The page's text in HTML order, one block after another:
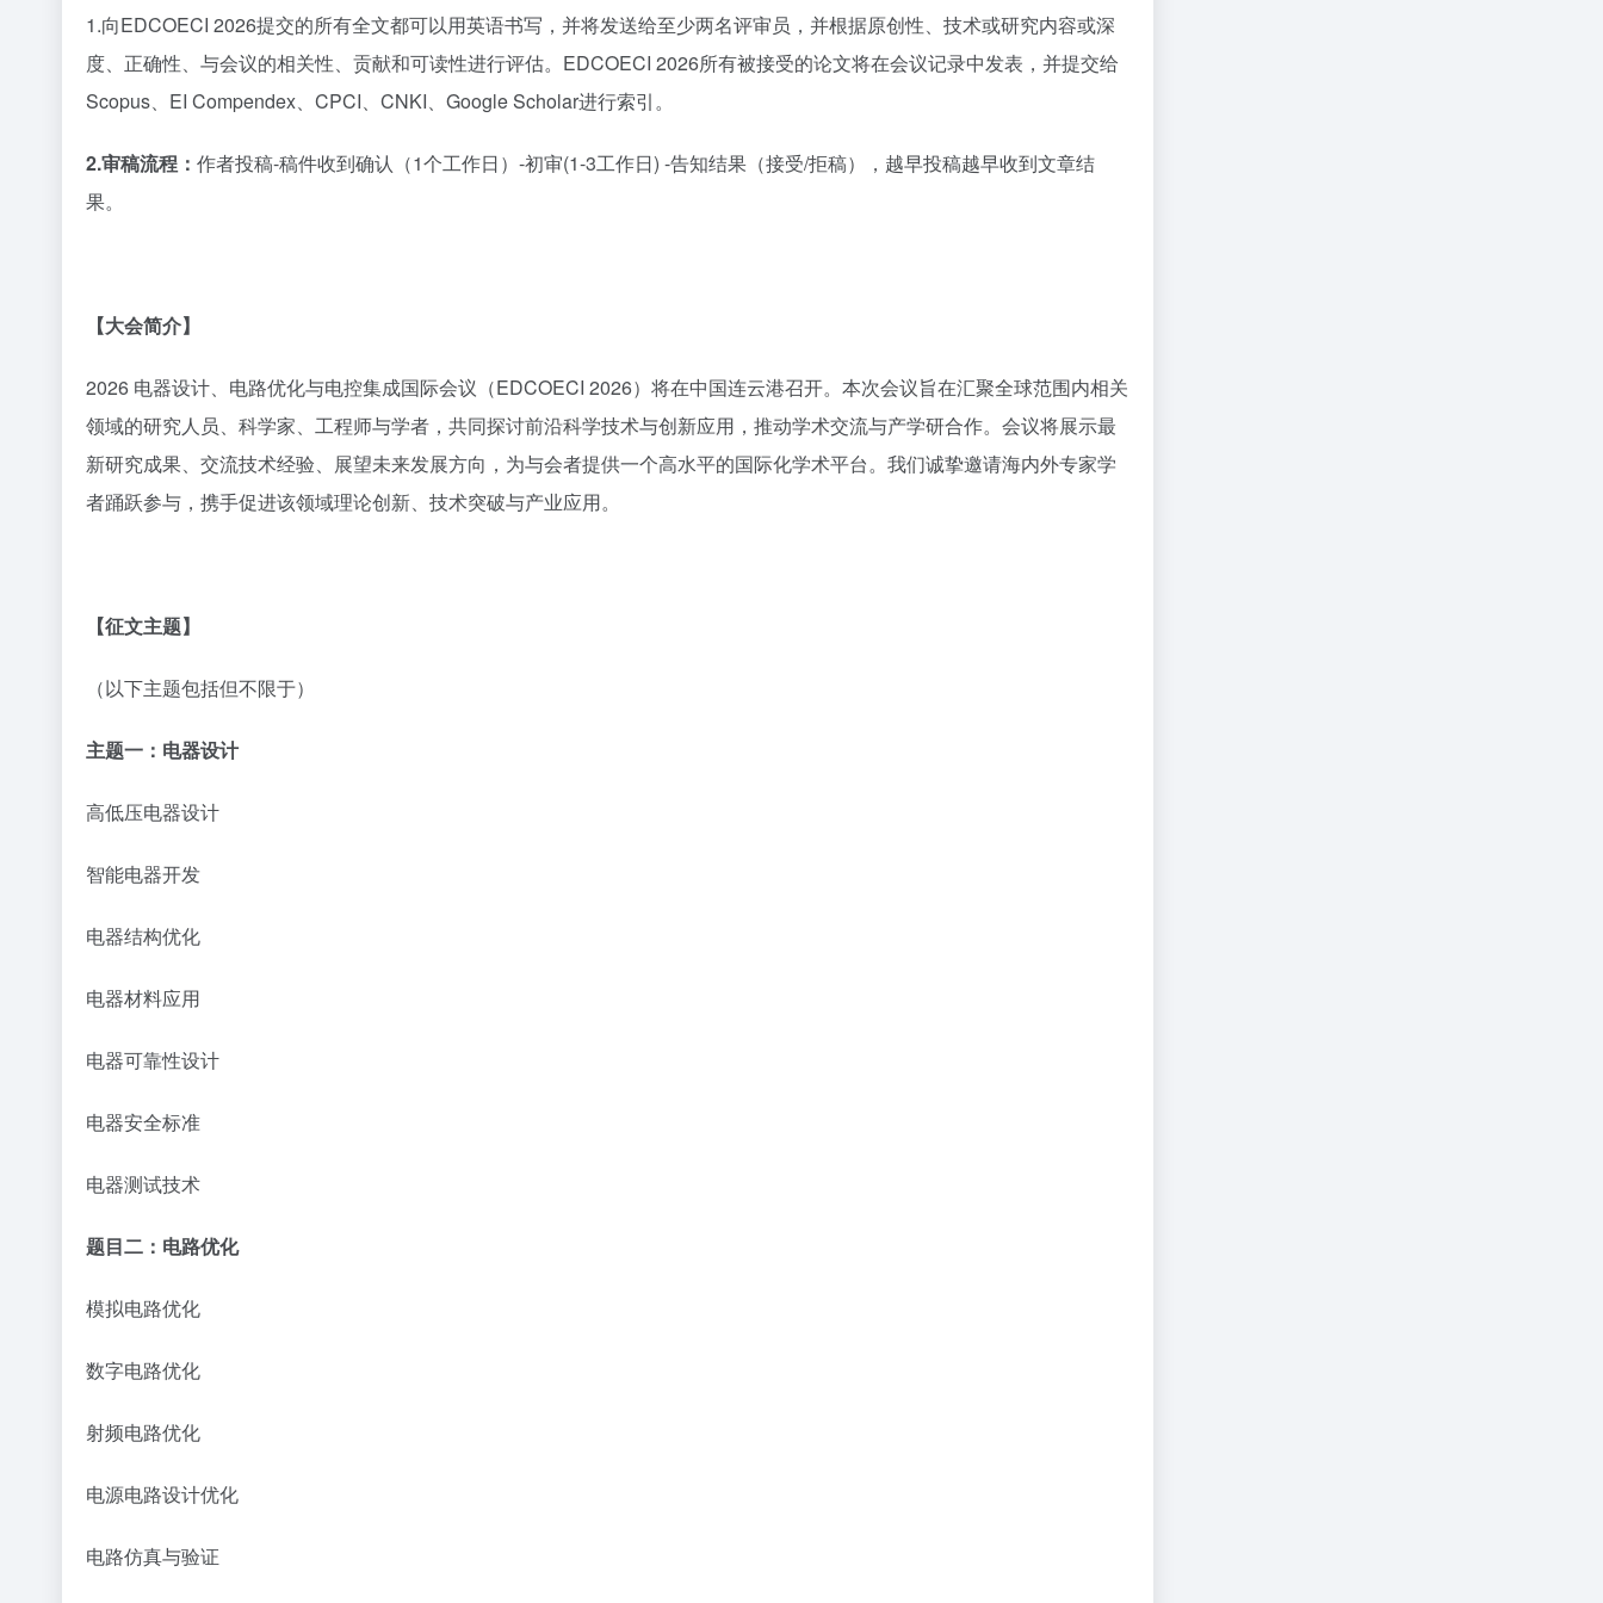
1.向EDCOECI 2026提交的所有全文都可以用英语书写，并将发送给至少两名评审员，并根据原创性、技术或研究内容或深
度、正确性、与会议的相关性、贡献和可读性进行评估。EDCOECI 2026所有被接受的论文将在会议记录中发表，并提交给
Scopus、EI Compendex、CPCI、CNKI、Google Scholar进行索引。
2.审稿流程： 作者投稿-稿件收到确认（1个工作日）-初审(1-3工作日) -告知结果（接受/拒稿），越早投稿越早收到文章结
果。
【大会简介】
2026 电器设计、电路优化与电控集成国际会议（EDCOECI 2026）将在中国连云港召开。本次会议旨在汇聚全球范围内相关
领域的研究人员、科学家、工程师与学者，共同探讨前沿科学技术与创新应用，推动学术交流与产学研合作。会议将展示最
新研究成果、交流技术经验、展望未来发展方向，为与会者提供一个高水平的国际化学术平台。我们诚挚邀请海内外专家学
者踊跃参与，携手促进该领域理论创新、技术突破与产业应用。
【征文主题】
（以下主题包括但不限于）
主题一： 电器设计
高低压电器设计
智能电器开发
电器结构优化
电器材料应用
电器可靠性设计
电器安全标准
电器测试技术
题目二：电路优化
模拟电路优化
数字电路优化
射频电路优化
电源电路设计优化
电路仿真与验证